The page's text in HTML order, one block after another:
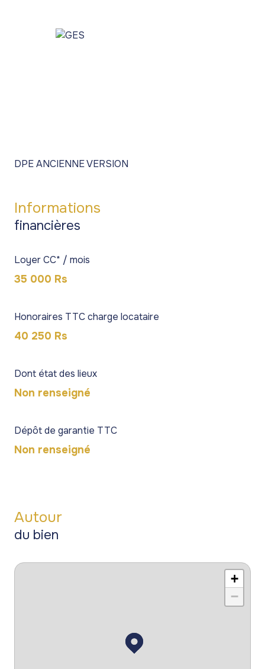
DPE ANCIENNE VERSION
Informations
financières
Loyer CC* / mois
35 000 Rs
Honoraires TTC charge locataire
40 250 Rs
Dont état des lieux
Non renseigné
Dépôt de garantie TTC
Non renseigné
Autour
du bien
+
−